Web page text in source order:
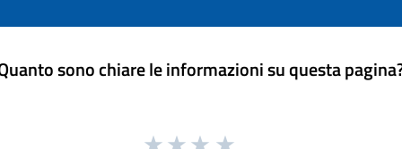
sono chiare le informazioni su questa